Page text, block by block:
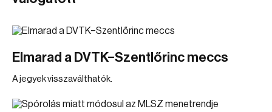
Elmarad a DVTK–Szentlőrinc meccs
A jegyek visszaválthatók.